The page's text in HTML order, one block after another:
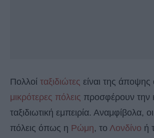
Πολλοί ταξιδιώτες είναι της άποψης
μικρότερες πόλεις προσφέρουν την
ταξιδιωτική εμπειρία. Αναμφίβολα,
πόλεις όπως η Ρώμη, το Λονδίνο ή